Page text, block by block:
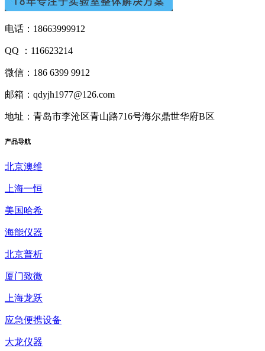
电话：18663999912
QQ ：116623214
微信：186 6399 9912
邮箱：qdyjh1977@126.com
地址：青岛市李沧区青山路716号海尔鼎世华府B区
产品导航
北京澳维
上海一恒
美国哈希
海能仪器
北京普析
厦门致微
上海龙跃
应急便携设备
大龙仪器